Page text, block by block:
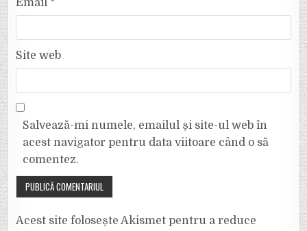
Site web
Salvează-mi numele, emailul și site-ul web în
acest navigator pentru data viitoare când o să
comentez.
Acest site folosește Akismet pentru a reduce